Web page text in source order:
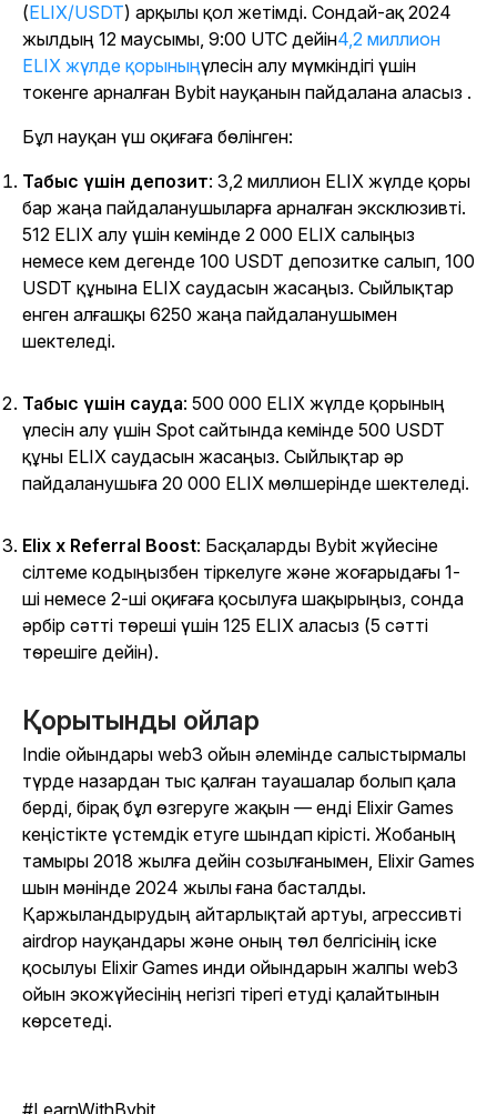
(ELIX/USDT) арқылы қол жетімді. Сондай-ақ 2024
жылдың 12 маусымы, 9:00 UTC дейін4,2 миллион
ELIX жүлде қорыныңүлесін алу мүмкіндігі үшін
токенге арналған Bybit науқанын пайдалана аласыз .
Бұл науқан үш оқиғаға бөлінген:
Табыс үшін депозит: 3,2 миллион ELIX жүлде қоры
бар жаңа пайдаланушыларға арналған эксклюзивті.
512 ELIX алу үшін кемінде 2 000 ELIX салыңыз
немесе кем дегенде 100 USDT депозитке салып, 100
USDT құнына ELIX саудасын жасаңыз. Сыйлықтар
енген алғашқы 6250 жаңа пайдаланушымен
шектеледі.
Табыс үшін сауда: 500 000 ELIX жүлде қорының
үлесін алу үшін Spot сайтында кемінде 500 USDT
құны ELIX саудасын жасаңыз. Сыйлықтар әр
пайдаланушыға 20 000 ELIX мөлшерінде шектеледі.
Elix x Referral Boost: Басқаларды Bybit жүйесіне
сілтеме кодыңызбен тіркелуге және жоғарыдағы 1-
ші немесе 2-ші оқиғаға қосылуға шақырыңыз, сонда
әрбір сәтті төреші үшін 125 ELIX аласыз (5 сәтті
төрешіге дейін).
Қорытынды ойлар
Indie ойындары web3 ойын әлемінде салыстырмалы
түрде назардан тыс қалған тауашалар болып қала
берді, бірақ бұл өзгеруге жақын — енді Elixir Games
кеңістікте үстемдік етуге шындап кірісті. Жобаның
тамыры 2018 жылға дейін созылғанымен, Elixir Games
шын мәнінде 2024 жылы ғана басталды.
Қаржыландырудың айтарлықтай артуы, агрессивті
airdrop науқандары және оның төл белгісінің іске
қосылуы Elixir Games инди ойындарын жалпы web3
ойын экожүйесінің негізгі тірегі етуді қалайтынын
көрсетеді.